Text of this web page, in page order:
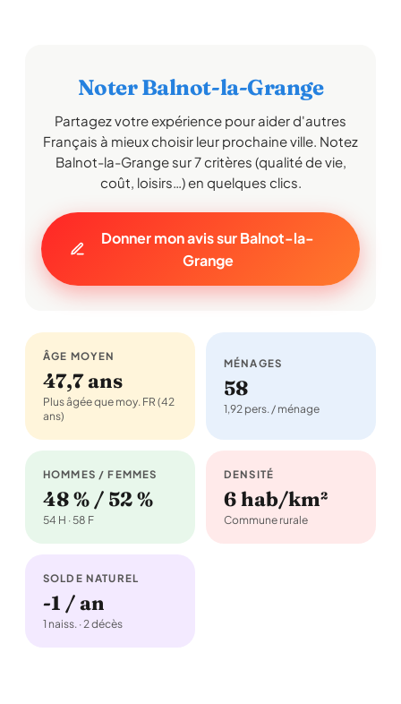
Noter Balnot-la-Grange
Partagez votre expérience pour aider d'autres
Français à mieux choisir leur prochaine ville. Notez
Balnot-la-Grange sur 7 critères (qualité de vie,
coût, loisirs…) en quelques clics.
Donner mon avis sur Balnot-la-
Grange
ÂGE MOYEN
47,7 ans
Plus âgée que moy. FR (42
ans)
MÉNAGES
58
1,92 pers. / ménage
HOMMES / FEMMES
48 % / 52 %
54 H · 58 F
DENSITÉ
6 hab/km²
Commune rurale
SOLDE NATUREL
-1 / an
1 naiss. · 2 décès